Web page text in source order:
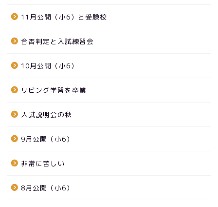
11月公開（小6）と受験校
合否判定と入試練習会
10月公開（小6）
リビング学習を卒業
入試説明会の秋
9月公開（小6）
非常に苦しい
8月公開（小6）